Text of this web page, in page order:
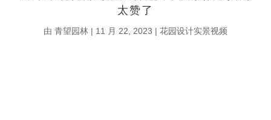
太赞了
由 青望园林 | 11 月 22, 2023 | 花园设计实景视频